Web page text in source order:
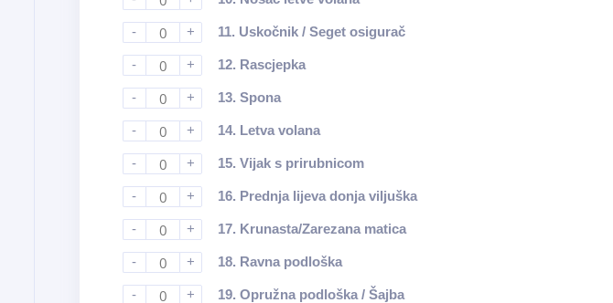
- + 11. Uskočnik / Seget osigurač
- + 12. Rascjepka
- + 13. Spona
- + 14. Letva volana
- + 15. Vijak s prirubnicom
- + 16. Prednja lijeva donja viljuška
- + 17. Krunasta/Zarezana matica
- + 18. Ravna podloška
- + 19. Opružna podloška / Šajba